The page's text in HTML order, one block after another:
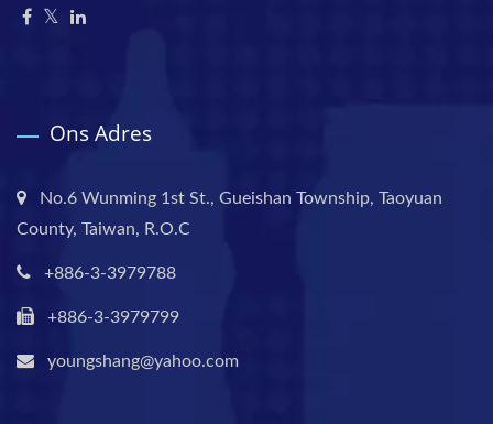
Ons Adres
No.6 Wunming 1st St., Gueishan Township, Taoyuan
County, Taiwan, R.O.C
+886-3-3979788
+886-3-3979799
youngshang@yahoo.com